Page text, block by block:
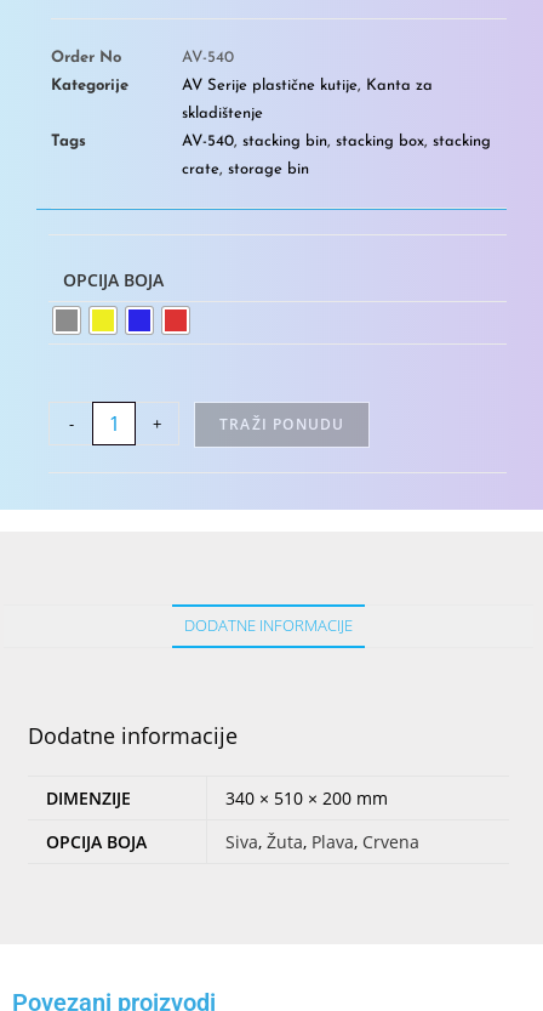
Order No
AV-540
Kategorije
AV Serije plastične kutije, Kanta za
skladištenje
Tags
AV-540, stacking bin, stacking box, stacking
crate, storage bin
OPCIJA BOJA
- + TRAŽI PONUDU
DODATNE INFORMACIJE
Dodatne informacije
DIMENZIJE
340 × 510 × 200 mm
OPCIJA BOJA
Siva, Žuta, Plava, Crvena
Povezani proizvodi